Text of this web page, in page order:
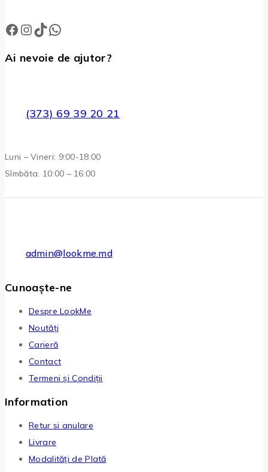
Facebook
Instagram
TikTok
WhatsApp
Ai nevoie de ajutor?
(373) 69 39 20 21
Luni – Vineri: 9:00-18:00
Sîmbăta: 10:00 – 16:00
admin@lookme.md
Cunoaște-ne
Despre LookMe
Noutăți
Carieră
Contact
Termeni și Condiții
Information
Retur si anulare
Livrare
Modalități de Plată